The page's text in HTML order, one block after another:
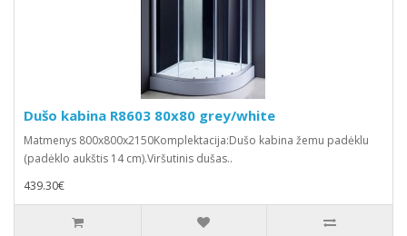
Dušo kabina R8603 80x80 grey/white
Matmenys 800x800x2150Komplektacija:Dušo kabina žemu padėklu
(padėklo aukštis 14 cm).Viršutinis dušas..
439.30€